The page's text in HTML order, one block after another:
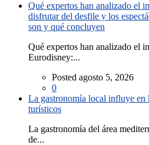
Qué expertos han analizado el
disfrutar del desfile y los
son y qué concluyen
Qué expertos han analizado el
Eurodisney:...
Posted agosto 5, 2026
0
La gastronomía local influye en
turísticos
La gastronomía del área
de...